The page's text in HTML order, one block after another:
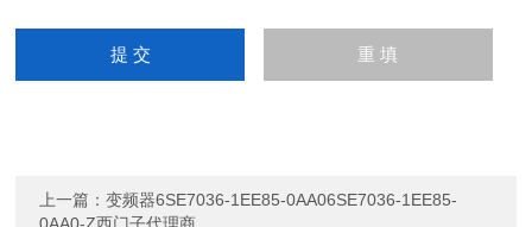
上一篇：变频器6SE7036-1EE85-0AA06SE7036-1EE85-